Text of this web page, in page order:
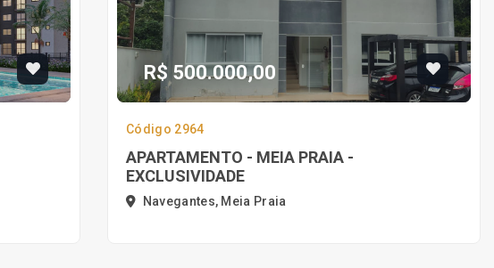
R$ 500.000,00
Código 2964
APARTAMENTO - MEIA PRAIA -
EXCLUSIVIDADE
Navegantes, Meia Praia